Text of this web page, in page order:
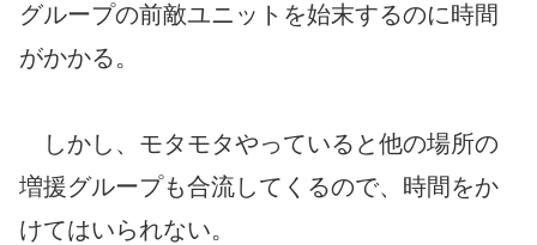
グループの前敵ユニットを始末するのに時間
がかかる。
しかし、モタモタやっていると他の場所の
増援グループも合流してくるので、時間をか
けてはいられない。